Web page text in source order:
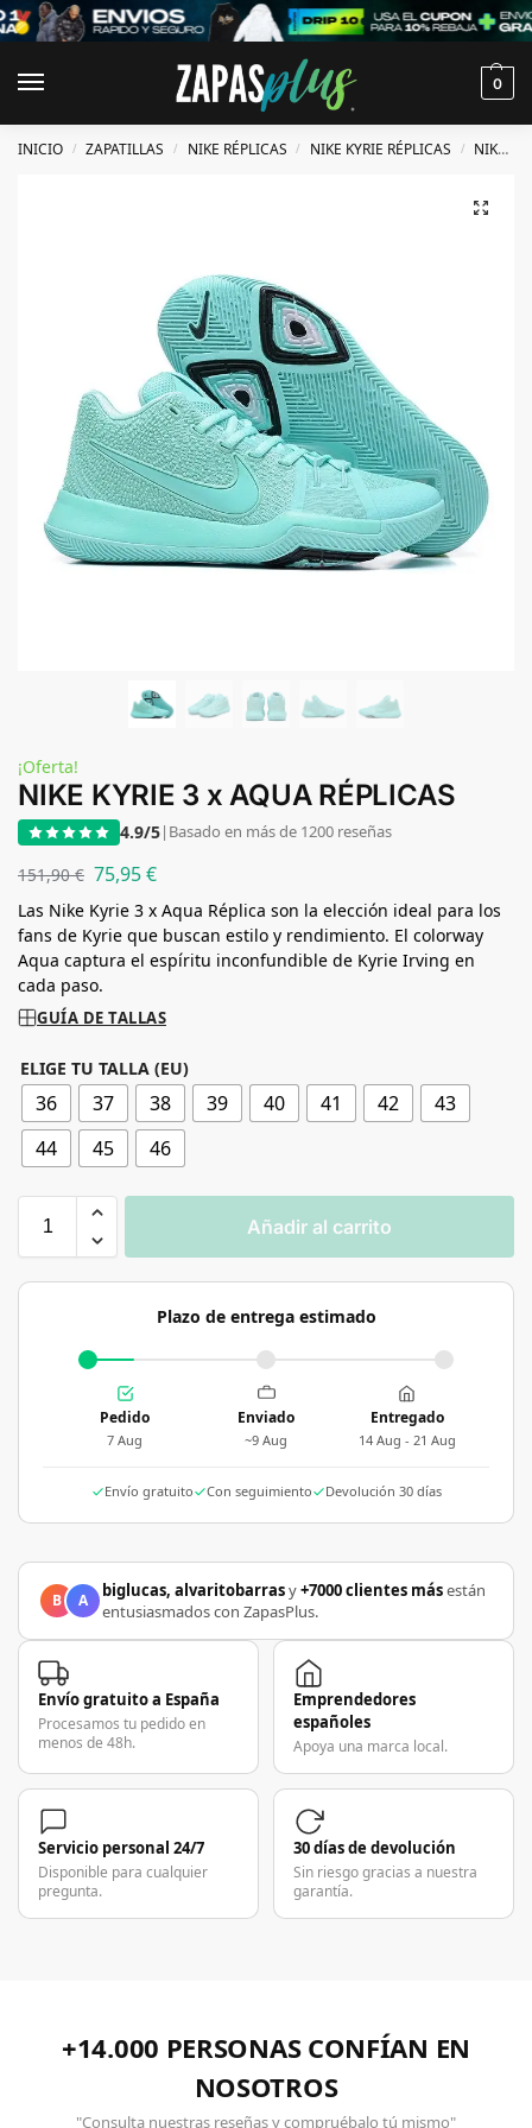
0
INICIO / ZAPATILLAS / NIKE RÉPLICAS / NIKE KYRIE RÉPLICAS / NIKE KYRIE 3 RÉPLICAS
¡Oferta!
NIKE KYRIE 3 x AQUA RÉPLICAS
4.9/5| Basado en más de 1200 reseñas
151,90€ 75,95€
Las Nike Kyrie 3 x Aqua Réplica son la elección ideal para los
fans de Kyrie que buscan estilo y rendimiento. El colorway
Aqua captura el espíritu inconfundible de Kyrie Irving en
cada paso.
GUÍA DE TALLAS
ELIGE TU TALLA (EU)
36 37 38 39 40 41 42
43
44
45 46
Añadir al carrito
Plazo de entrega estimado
Pedido
7 Aug
Enviado
~9 Aug
Entregado
14 Aug - 21 Aug
Envío gratuito Con seguimiento Devolución 30 días
B A biglucas, alvaritobarrasy+7000 clientes másestán
entusiasmados con ZapasPlus.
Envío gratuito a España
Procesamos tu pedido en
menos de 48h.
Emprendedores
españoles
Apoya una marca local.
Servicio personal 24/7
Disponible para cualquier
pregunta.
30 días de devolución
Sin riesgo gracias a nuestra
garantía.
+14.000 PERSONAS CONFÍAN EN
NOSOTROS
"Consulta nuestras reseñas y compruébalo tú mismo"